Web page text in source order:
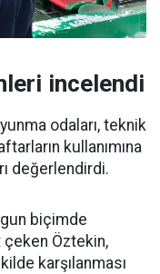
incelendi
odaları, teknik
kullanımına
değerlendirdi.
biçimde
çeken Öztekin,
karşılanması